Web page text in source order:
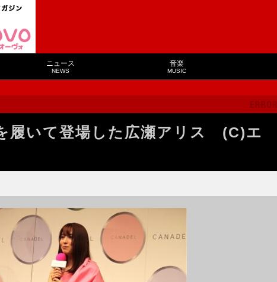
ニュース
NEWS
音楽
MUSIC
履いて登場した広瀬アリス (C)エ